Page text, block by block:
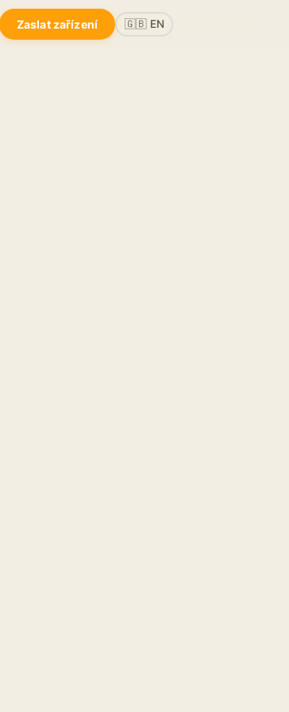
Zaslat zařízení 🇬🇧 EN